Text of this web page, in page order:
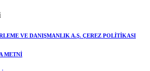
VE DANIŞMANLIK A.Ş. ÇEREZ POLİTİKASI
METNİ